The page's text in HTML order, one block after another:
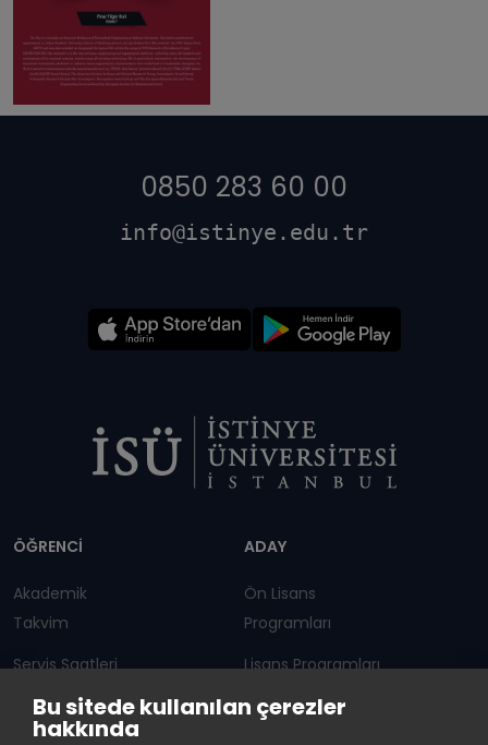
Bu sitede kullanılan çerezler
hakkında
0850 283 60 00
info@istinye.edu.tr
ÖĞRENCİ
Akademik
Takvim
Servis Saatleri
Duyurular
ADAY
Ön Lisans
Programları
Lisans Programları
Lisansüstü